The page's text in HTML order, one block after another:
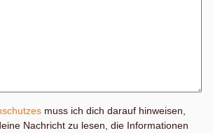
muss ich dich darauf hinweisen,
Nachricht zu lesen, die Informationen